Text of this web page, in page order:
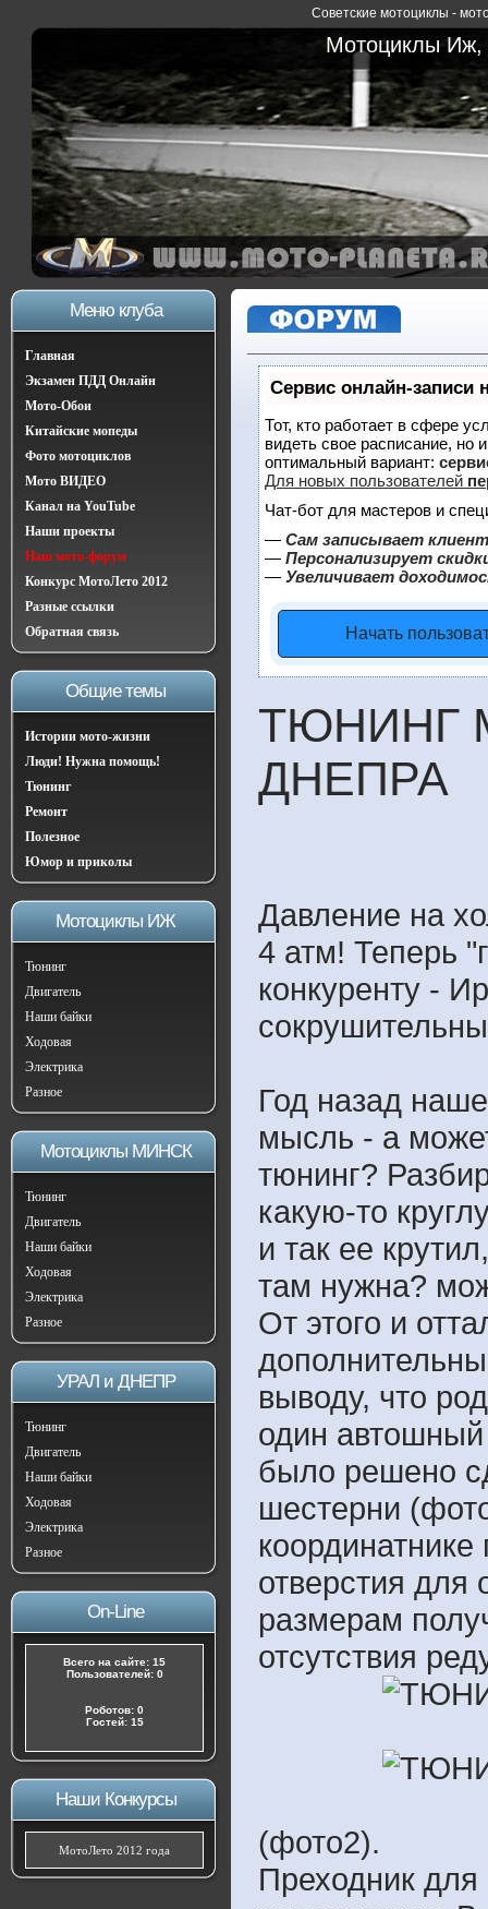
Советские мотоциклы -
Мотоциклы Иж,
Меню клуба
Главная
Экзамен ПДД Онлайн
Мото-Обои
Китайские мопеды
Фото мотоциклов
Мото ВИДЕО
Канал на YouTube
Наши проекты
Наш мото-форум
Конкурс МотоЛето 2012
Разные ссылки
Обратная связь
Общие темы
Истории мото-жизни
Люди! Нужна помощь!
Тюнинг
Ремонт
Полезное
Юмор и приколы
Мотоциклы ИЖ
Тюнинг
Двигатель
Наши байки
Ходовая
Электрика
Разное
Мотоциклы МИНСК
Тюнинг
Двигатель
Наши байки
Ходовая
Электрика
Разное
УРАЛ и ДНЕПР
Тюнинг
Двигатель
Наши байки
Ходовая
Электрика
Разное
On-Line
Всего на сайте: 15
Пользователей: 0
Роботов: 0
Гостей: 15
Наши Конкурсы
МотоЛето 2012 года
Сервис онлайн-записи
Тот, кто работает в сфере
видеть свое расписание,
оптимальный вариант:
Для новых пользователей
Чат-бот для мастеров и
— Сам записывает
— Персонализирует
— Увеличивает
Начать
ТЮНИНГ
ДНЕПРА
Давление на
4 атм! Теперь
конкуренту -
Год назад
мысль - а
тюнинг?
какую-то
и так ее
там нужна?
От этого и
выводу, что
один автошный
было решено
шестерни
отверстия для
размерам
отсутствия
(фото2).
Преходник